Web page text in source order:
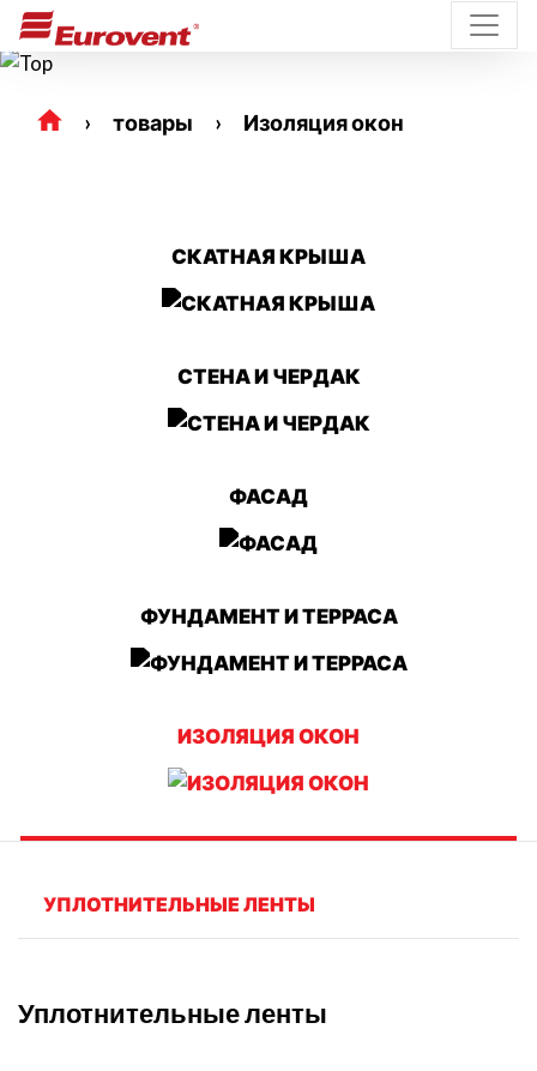
товары Изоляция окон
СКАТНАЯ КРЫША
СТЕНА И ЧЕРДАК
ФАСАД
ФУНДАМЕНТ И ТЕРРАСА
ИЗОЛЯЦИЯ ОКОН
УПЛОТНИТЕЛЬНЫЕ ЛЕНТЫ
Уплотнительные ленты